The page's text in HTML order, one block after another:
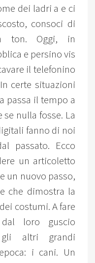
dei ladri a e ci
consoci di
ton. Oggi, in
e persino vis
il telefonino
certe situazioni
passa il tempo a
nulla fosse. La
fanno di noi
passato. Ecco
un articoletto
un nuovo passo,
che dimostra la
costumi. A fare
loro guscio
altri grandi
i cani. Un